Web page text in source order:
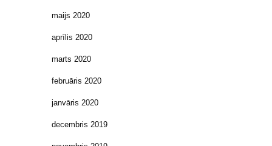
maijs 2020
aprīlis 2020
marts 2020
februāris 2020
janvāris 2020
decembris 2019